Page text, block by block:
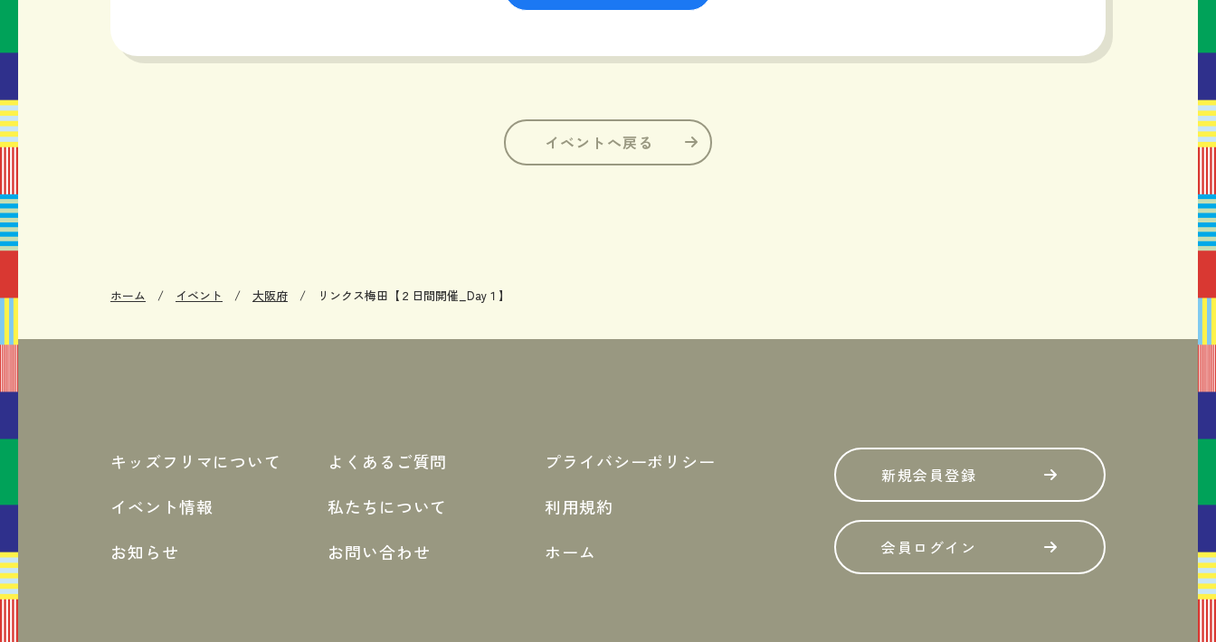
イベントへ戻る
ホーム イベント 大阪府 リンクス梅田【２日間開催_Day１】
キッズフリマについて
イベント情報
お知らせ
よくあるご質問
私たちについて
お問い合わせ
プライバシーポリシー
利用規約
ホーム
新規会員登録
会員ログイン